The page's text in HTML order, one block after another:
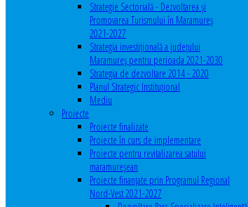
Strategie Sectorială - Dezvoltarea și
Promovarea Turismului în Maramureș
2021-2027
Strategia investiţională a județului
Maramureș pentru perioada 2021-2030
Strategia de dezvoltare 2014 - 2020
Planul Strategic Instituţional
Mediu
Proiecte
Proiecte finalizate
Proiecte în curs de implementare
Proiecte pentru revitalizarea satului
maramureşean
Proiecte finanțate prin Programul Regional
Nord-Vest 2021-2027